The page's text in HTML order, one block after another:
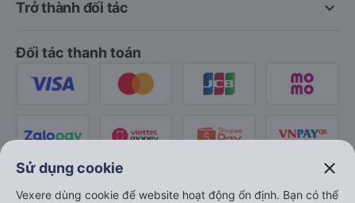
keyboard_arrow_down
Trở thành đối tác
Đối tác thanh toán
Sử dụng cookie close
Vexere dùng cookie để website hoạt động ổn định. Bạn có thể